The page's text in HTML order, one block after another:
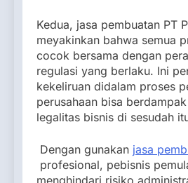
Kedua, jasa pembuatan PT
meyakinkan bahwa semua
cocok bersama dengan
regulasi yang berlaku. Ini
kekeliruan didalam proses
perusahaan bisa
legalitas bisnis di sesudah
Dengan gunakan jasa
profesional, pebisnis
menghindari risiko